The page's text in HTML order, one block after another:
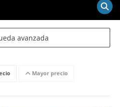
avanzada
Mayor precio